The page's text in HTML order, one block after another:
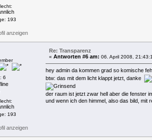
193
6
193
Re: Transparenz
« Antworten #6 am: 06. April 2008,
hey admin da kommen grad so komische
btw: das mit dem licht klappt jetzt, danke
der raum ist jetzt zwar hell aber die fenster
und wenn ich den himmel, also das bild, mit